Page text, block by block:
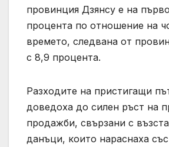
провинция Дзянсу е на
процента по отношение на
времето, следвана от
с 8,9 процента.
Разходите на пристигащи
доведоха до силен ръст на
продажби, свързани с
данъци, които нараснаха със